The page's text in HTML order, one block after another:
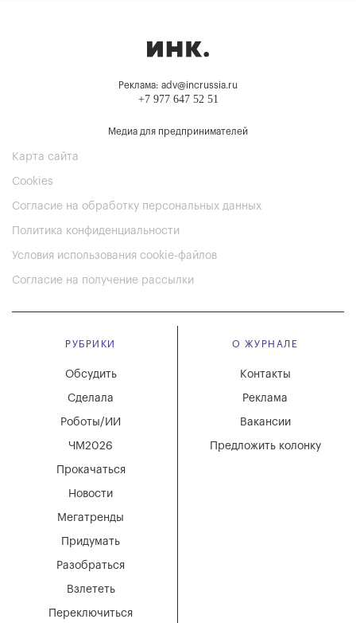
Реклама: adv@incrussia.ru
+7 977 647 52 51
Медиа для предпринимателей
Карта сайта
Cookies
Согласие на обработку персональных данных
Политика конфиденциальности
Условия использования cookie-файлов
Согласие на получение рассылки
РУБРИКИ
Мегатренды
Придумать
Разобраться
Взлететь
Новости
Переключиться
Обсудить
Сделала
Роботы/ИИ
ЧМ2026
Прокачаться
О ЖУРНАЛЕ
Вакансии
Реклама
Контакты
Предложить колонку